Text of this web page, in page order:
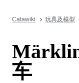
Catawiki 玩具及模型
车